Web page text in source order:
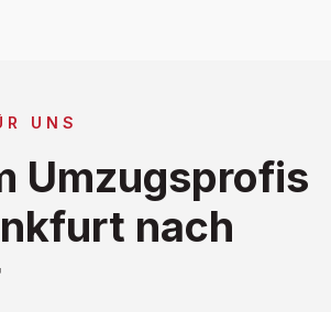
UNS
Umzugsprofis
nach